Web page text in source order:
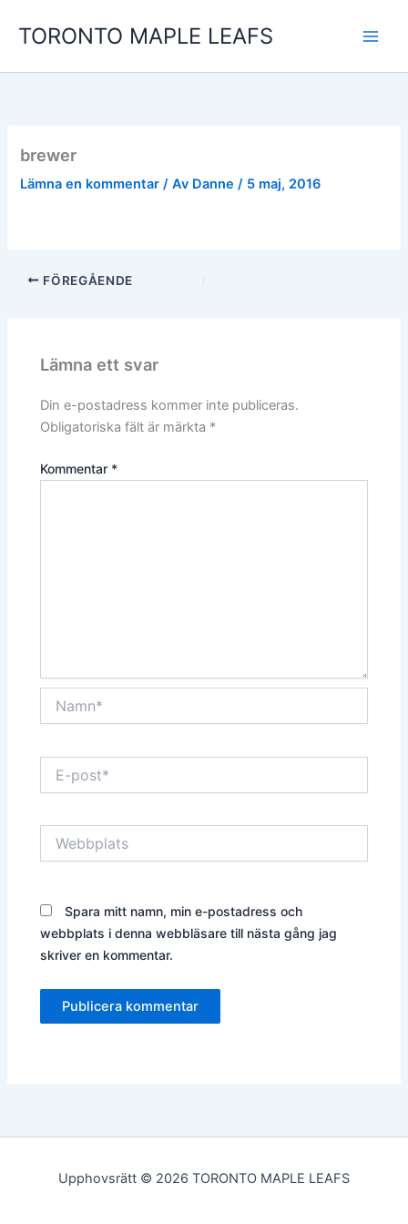
TORONTO MAPLE LEAFS
brewer
Lämna en kommentar / Av Danne/ 5 maj, 2016
FÖREGÅENDE
Lämna ett svar
Din e-postadress kommer inte publiceras.
Obligatoriska fält är märkta *
Kommentar *
post*
Spara mitt namn, min e-postadress och
webbplats i denna webbläsare till nästa gång jag
skriver en kommentar.
Upphovsrätt © 2026 TORONTO MAPLE LEAFS